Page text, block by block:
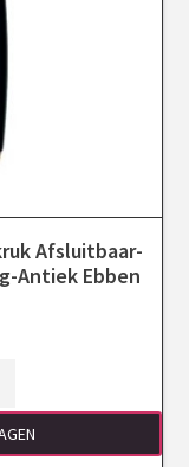
Afsluitbaar-
Antiek Ebben